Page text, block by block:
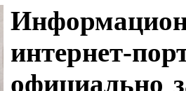
интернет-
официально